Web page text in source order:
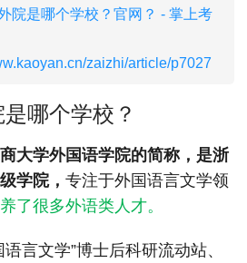
生政策 学制学费
报名流程
招生简章
院是哪个学校？官网？ - 掌上考
zaizhi/article/p7027
哪个学校？
大学外国语学院的简称，是浙
学院，专注于外国语言文学领
了很多外语类人才。
言文学”博士后科研流动站、